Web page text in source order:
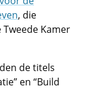
, die
Kamer
de titels
en “Build